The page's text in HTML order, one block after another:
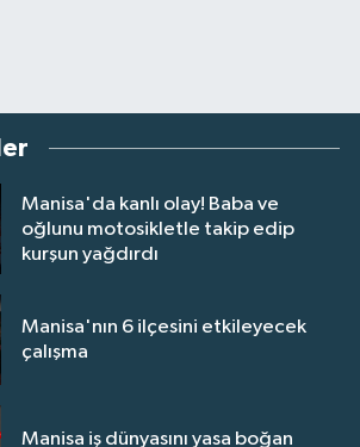
Manisa'da kanlı olay! Baba ve
oğlunu motosikletle takip edip
kurşun yağdırdı
Manisa'nın 6 ilçesini etkileyecek
çalışma
Manisa iş dünyasını yasa boğan